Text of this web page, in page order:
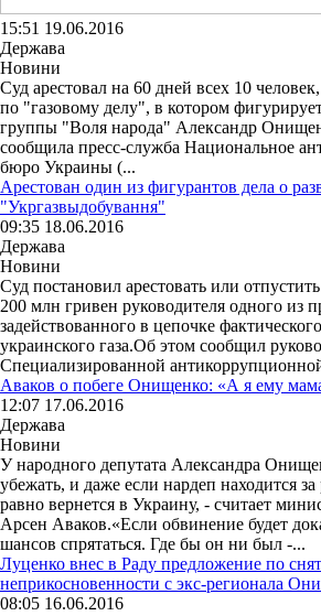
15:51 19.06.2016
Держава
Новини
Суд арестовал на 60 дней всех 10
по "газовому делу", в котором
группы "Воля народа" Александр
сообщила пресс-служба Национальное
бюро Украины (...
Арестован один из фигурантов дела о
"Укргазвыдобування"
09:35 18.06.2016
Держава
Новини
Суд постановил арестовать или
200 млн гривен руководителя одного из
задействованного в цепочке
украинского газа.Об этом сообщил
Специализированной
Аваков о побеге Онищенко: «А я ему
12:07 17.06.2016
Держава
Новини
У народного депутата Александра
убежать, и даже если нардеп находится
равно вернется в Украину, - считает
Арсен Аваков.«Если обвинение будет
шансов спрятаться. Где бы он ни был -...
Луценко внес в Раду предложение по
неприкосновенности с экс-регионала
08:05 16.06.2016